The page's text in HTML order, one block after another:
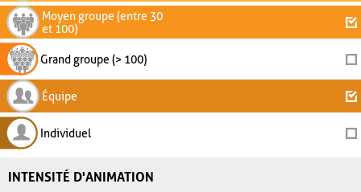
Moyen groupe (entre 30
et 100)
Grand groupe (> 100)
Équipe
Individuel
INTENSITÉ D'ANIMATION